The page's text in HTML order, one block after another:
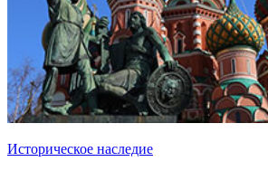
Историческое наследие